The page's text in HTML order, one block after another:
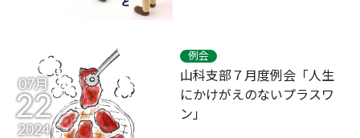
07月
22
2024
例会
山科支部７月度例会「人生
にかけがえのないプラスワ
ン」